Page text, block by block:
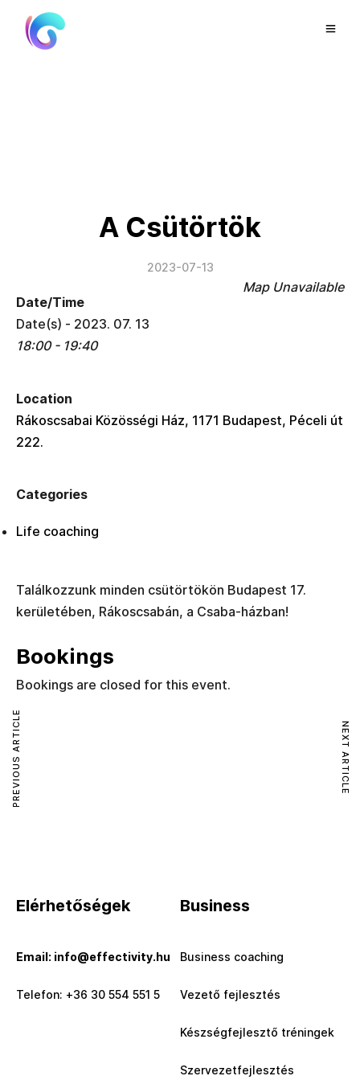
A Csütörtök
2023-07-13
Map Unavailable
Date/Time
Date(s) - 2023. 07. 13
18:00 - 19:40
Location
Rákoscsabai Közösségi Ház, 1171 Budapest, Péceli út
222.
Categories
Life coaching
Találkozzunk minden csütörtökön Budapest 17.
kerületében, Rákoscsabán, a Csaba-házban!
Bookings
Bookings are closed for this event.
PREVIOUS ARTICLE NEXT ARTICLE
Elérhetőségek
Email: info@effectivity.hu
Telefon: +36 30 554 551 5
Business
Business coaching
Vezető fejlesztés
Készségfejlesztő tréningek
Szervezetfejlesztés